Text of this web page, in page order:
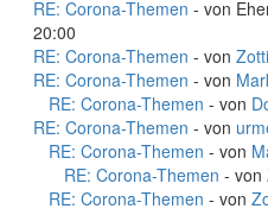
RE: Corona-Themen - von
20:00
RE: Corona-Themen - von Zotti
RE: Corona-Themen - von
RE: Corona-Themen - von
RE: Corona-Themen - von
RE: Corona-Themen - von
RE: Corona-Themen - von
RE: Corona-Themen - von